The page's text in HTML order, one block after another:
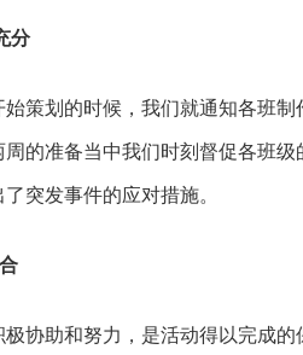
分
始策划的时候，我们就通知各班
的准备当中我们时刻督促各班
突发事件的应对措施。
极协助和努力，是活动得以完成